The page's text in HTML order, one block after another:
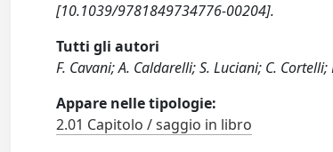
[10.1039/9781849734776-00204].
Tutti gli autori
F. Cavani; A. Caldarelli; S. Luciani; C. Cortelli;
Appare nelle tipologie:
2.01 Capitolo / saggio in libro